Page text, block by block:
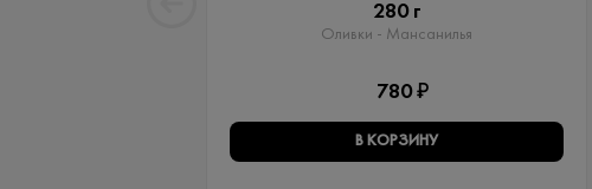
280 г
Оливки - Мансанилья
780 ₽
В КОРЗИНУ